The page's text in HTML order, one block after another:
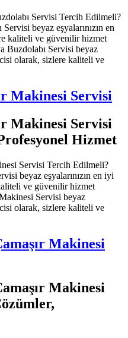
Servisi Tercih Edilmeli?
beyaz eşyalarınızın en
kaliteli ve güvenilir hizmet
Buzdolabı Servisi beyaz
olarak, sizlere kaliteli ve
Makinesi Servisi
Makinesi Servisi
Hizmet
Servisi Tercih Edilmeli?
beyaz eşyalarınızın en iyi
ve güvenilir hizmet
Servisi beyaz
olarak, sizlere kaliteli ve
Makinesi
Makinesi